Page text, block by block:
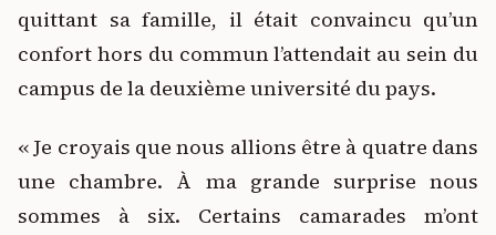
quittant sa famille, il était convaincu qu’un
confort hors du commun l’attendait au sein du
campus de la deuxième université du pays.
« Je croyais que nous allions être à quatre dans
une chambre. À ma grande surprise nous
sommes à six. Certains camarades m’ont